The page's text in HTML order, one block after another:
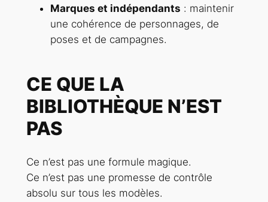
Marques et indépendants : maintenir
une cohérence de personnages, de
poses et de campagnes.
CE QUE LA
BIBLIOTHÈQUE N’EST
PAS
Ce n’est pas une formule magique.
Ce n’est pas une promesse de contrôle
absolu sur tous les modèles.